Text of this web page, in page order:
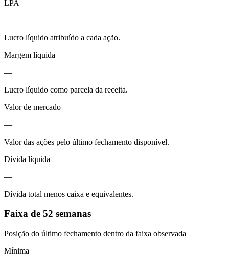
LPA
—
Lucro líquido atribuído a cada ação.
Margem líquida
—
Lucro líquido como parcela da receita.
Valor de mercado
—
Valor das ações pelo último fechamento disponível.
Dívida líquida
—
Dívida total menos caixa e equivalentes.
Faixa de 52 semanas
Posição do último fechamento dentro da faixa observada
Mínima
—